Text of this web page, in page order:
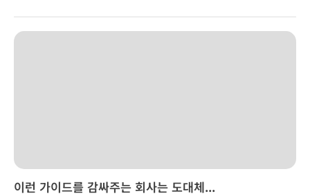
이런 가이드를 감싸주는 회사는 도대체...